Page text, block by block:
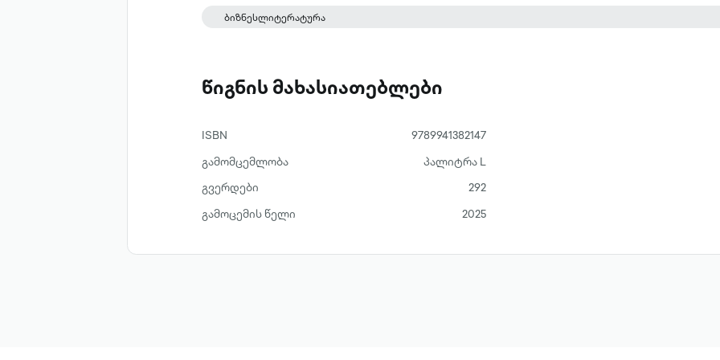
ძალაუფლების - გარეშე? ვინ ხარ შენ იმის გარეშე, რაც გასწავლეს საკუთარ
ბიზნესლიტერატურა
წიგნის მახასიათებლები
ISBN
9789941382147
გამომცემლობა
პალიტრა L
გვერდები
292
გამოცემის წელი
2025